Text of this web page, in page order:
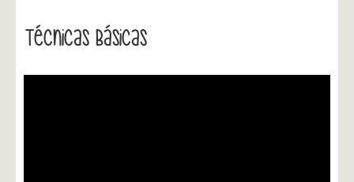
Técnicas Básicas